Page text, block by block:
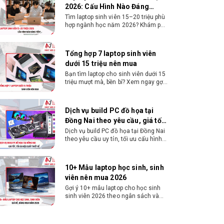
dưới 15 triệu nên mua
Bạn tìm laptop cho sinh viên dưới 15
triệu mượt mà, bền bỉ? Xem ngay gợi
năm đại học.
Dịch vụ build PC đồ họa tại
Đồng Nai theo yêu cầu, giá tốt,
uy tín
Dịch vụ build PC đồ họa tại Đồng Nai
theo yêu cầu uy tín, tối ưu cấu hình
10+ Mẫu laptop học sinh, sinh
viên nên mua 2026
Gợi ý 10+ mẫu laptop cho học sinh
sinh viên 2026 theo ngân sách và
khi mua.
Dịch vụ build PC gaming tại
Đồng Nai uy tín, chuyên nghiệp
Dịch vụ build PC gaming tại Đồng Nai
uy tín, cấu hình mạnh, tối ưu chi phí,